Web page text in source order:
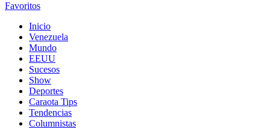
Favoritos
Inicio
Venezuela
Mundo
EEUU
Sucesos
Show
Deportes
Caraota Tips
Tendencias
Columnistas